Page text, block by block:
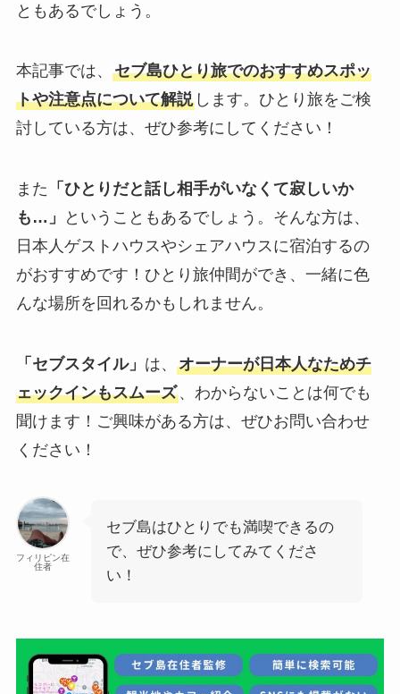
ともあるでしょう。
本記事では、 セブ島ひとり旅でのおすすめスポッ
トや注意点について解説します。ひとり旅をご検
討している方は、ぜひ参考にしてください！
また 「ひとりだと話し相手がいなくて寂しいか
も…」
ということもあるでしょう。そんな方は、
日本人ゲストハウスやシェアハウスに宿泊するの
がおすすめです！ひとり旅仲間ができ、一緒に色
んな場所を回れるかもしれません。
「セブスタイル」 は、 オーナーが日本人なためチ
ェックインもスムーズ、わからないことは何でも
聞けます！ご興味がある方は、ぜひお問い合わせ
ください！
フィリピン在
住者
セブ島はひとりでも満喫できるの
で、ぜひ参考にしてみてくださ
い！